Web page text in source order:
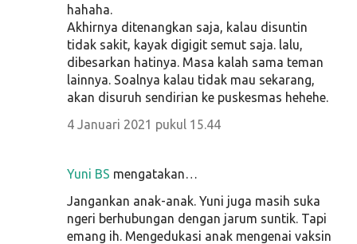
hahaha.
Akhirnya ditenangkan saja, kalau disuntin
tidak sakit, kayak digigit semut saja. lalu,
dibesarkan hatinya. Masa kalah sama teman
lainnya. Soalnya kalau tidak mau sekarang,
akan disuruh sendirian ke puskesmas hehehe.
4 Januari 2021 pukul 15.44
Yuni BS mengatakan…
Jangankan anak-anak. Yuni juga masih suka
ngeri berhubungan dengan jarum suntik. Tapi
emang ih. Mengedukasi anak mengenai vaksin